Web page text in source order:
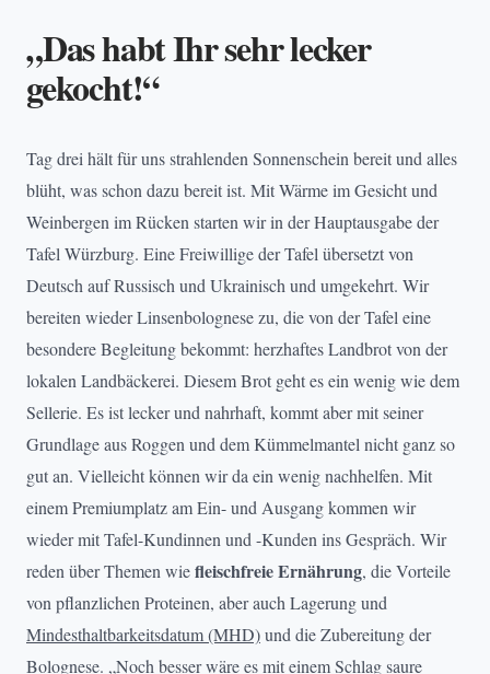
„Das habt Ihr sehr lecker
gekocht!“
Tag drei hält für uns strahlenden Sonnenschein bereit und alles
blüht, was schon dazu bereit ist. Mit Wärme im Gesicht und
Weinbergen im Rücken starten wir in der Hauptausgabe der
Tafel Würzburg. Eine Freiwillige der Tafel übersetzt von
Deutsch auf Russisch und Ukrainisch und umgekehrt. Wir
bereiten wieder Linsenbolognese zu, die von der Tafel eine
besondere Begleitung bekommt: herzhaftes Landbrot von der
lokalen Landbäckerei. Diesem Brot geht es ein wenig wie dem
Sellerie. Es ist lecker und nahrhaft, kommt aber mit seiner
Grundlage aus Roggen und dem Kümmelmantel nicht ganz so
gut an. Vielleicht können wir da ein wenig nachhelfen. Mit
einem Premiumplatz am Ein- und Ausgang kommen wir
wieder mit Tafel-Kundinnen und -Kunden ins Gespräch. Wir
reden über Themen wiefleischfreie Ernährung, die Vorteile
von pflanzlichen Proteinen, aber auch Lagerung und
Mindesthaltbarkeitsdatum (MHD)und die Zubereitung der
Bolognese. „Noch besser wäre es mit einem Schlag saure